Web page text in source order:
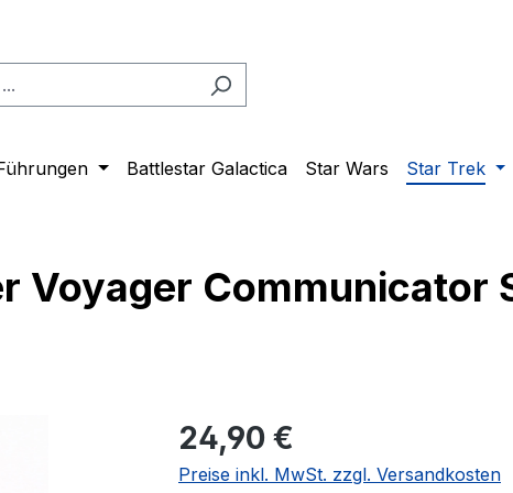
Battlestar Galactica Star Wars Star Trek
Voyager Communicator
Regulärer Preis:
24,90 €
Preise inkl. MwSt. zzgl. Versandkosten